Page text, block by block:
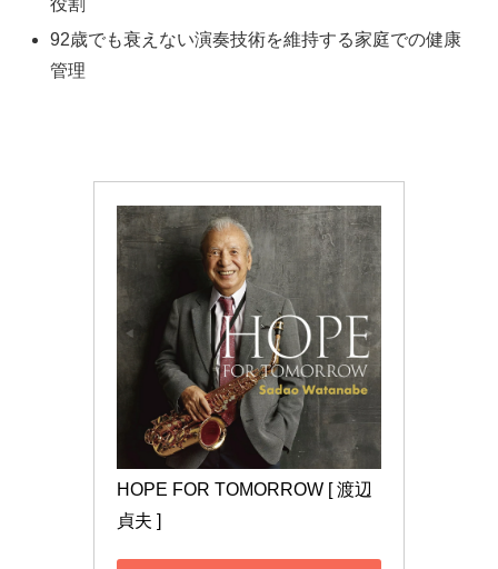
役割
92歳でも衰えない演奏技術を維持する家庭での健康
管理
HOPE FOR TOMORROW [ 渡辺
貞夫 ]